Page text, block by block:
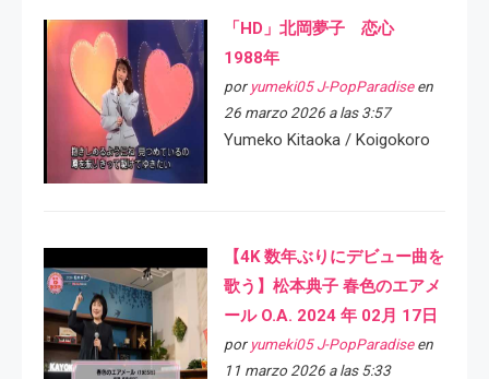
「HD」北岡夢子 恋心
1988年
por yumeki05 J-PopParadiseen
26 marzo 2026 a las 3:57
Yumeko Kitaoka / Koigokoro
【4K 数年ぶりにデビュー曲を
歌う】松本典子 春色のエアメ
ール O.A. 2024 年 02月 17日
por yumeki05 J-PopParadiseen
11 marzo 2026 a las 5:33